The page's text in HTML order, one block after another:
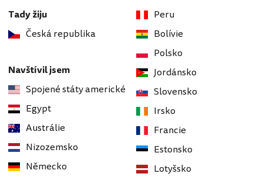
Tady žiju
Česká republika
Navštívil jsem
Spojené státy americké
Egypt
Austrálie
Nizozemsko
Německo
Peru
Bolívie
Polsko
Jordánsko
Slovensko
Irsko
Francie
Estonsko
Lotyšsko